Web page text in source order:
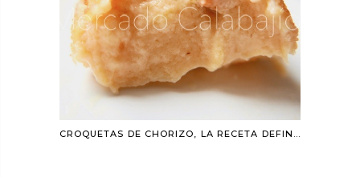
CROQUETAS DE CHORIZO, LA RECETA DEFINITIVA